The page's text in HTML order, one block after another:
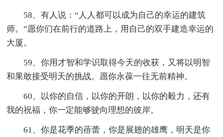
58、有人说：“人人都可以成为自己的幸运的建筑
师。”愿你们在前行的道路上，用自己的双手建造幸运的
大厦。
59、你用才智和学识取得今天的收获，又将以明智
和果敢接受明天的挑战。愿你永葆一往无前精神。
60、以你的自信，以你的开朗，以你的毅力，还有
我的祝福，你一定能够驶向理想的彼岸。
61、你是花季的蓓蕾，你是展翅的雄鹰，明天是你